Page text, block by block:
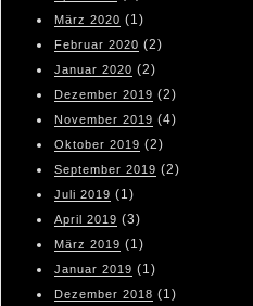
März 2020 (1)
Februar 2020 (2)
Januar 2020 (2)
Dezember 2019 (2)
November 2019 (4)
Oktober 2019 (2)
September 2019 (2)
Juli 2019 (1)
April 2019 (3)
März 2019 (1)
Januar 2019 (1)
Dezember 2018 (1)